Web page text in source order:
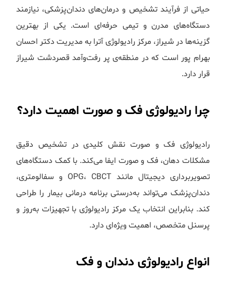
حیاتی از فرآیند تشخیص و درمان‌های دندان‌پزشکی، نیازمند
دستگاه‌های مدرن و تیمی حرفه‌ای است. یکی از بهترین
گزینه‌ها در شیراز، مرکز رادیولوژی آترا به مدیریت دکتر احسان
بهرام پور است که در منطقه‌ی پر رفت‌وآمد قصردشت شیراز
قرار دارد.
چرا رادیولوژی فک و صورت اهمیت دارد؟
رادیولوژی فک و صورت نقش کلیدی در تشخیص دقیق
مشکلات دهان، فک و صورت ایفا می‌کند. با کمک دستگاه‌های
تصویربرداری دیجیتال مانند OPG، CBCT و سفالومتری،
دندان‌پزشک می‌تواند به‌درستی برنامه درمانی بیمار را طراحی
کند. بنابراین انتخاب یک مرکز رادیولوژی با تجهیزات به‌روز و
پرسنل متخصص، اهمیت ویژه‌ای دارد.
انواع رادیولوژی دندان و فک